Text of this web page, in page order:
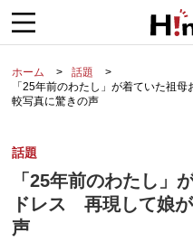
ホーム
話題
「25年前のわたし」が着ていた祖
較写真に驚きの声
話題
「25年前のわたし」
ドレス 再現して娘
声